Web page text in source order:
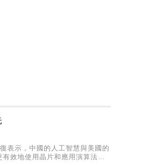
表示，中國的人工智慧與美國的
效地使用晶片和應用演算法。